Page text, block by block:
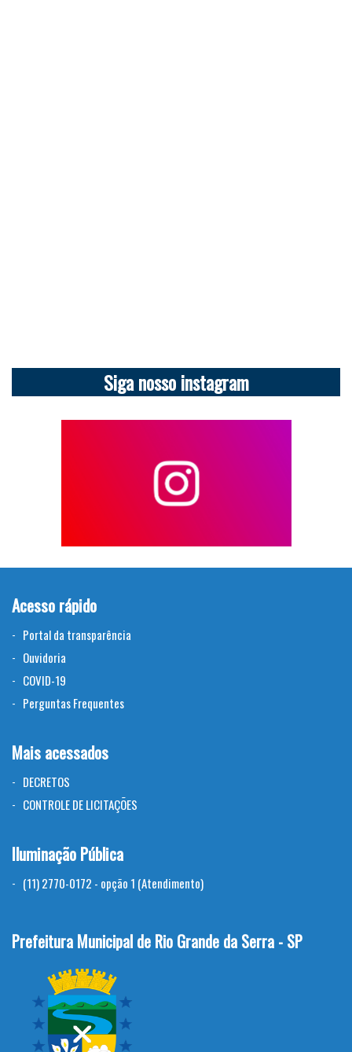
Siga nosso instagram
Acesso rápido
Portal da transparência
Ouvidoria
COVID-19
Perguntas Frequentes
Mais acessados
DECRETOS
CONTROLE DE LICITAÇÕES
Iluminação Pública
(11) 2770-0172 - opção 1 (Atendimento)
Prefeitura Municipal de Rio Grande da Serra - SP